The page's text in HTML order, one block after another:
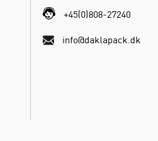
+45(0)808-27240
info@daklapack.dk